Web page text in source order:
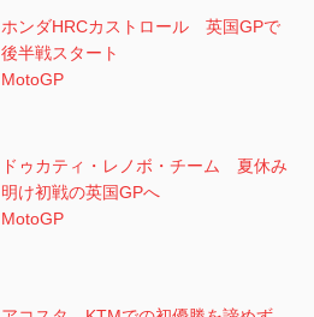
ホンダHRCカストロール 英国GPで
後半戦スタート
MotoGP
ドゥカティ・レノボ・チーム 夏休み
明け初戦の英国GPへ
MotoGP